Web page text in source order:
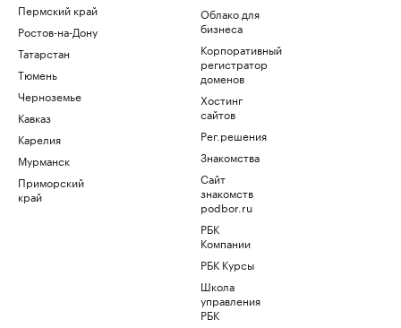
Пермский край
Ростов-на-Дону
Татарстан
Тюмень
Черноземье
Кавказ
Карелия
Мурманск
Приморский
край
Облако для
бизнеса
Корпоративный
регистратор
доменов
Хостинг
сайтов
Рег.решения
Знакомства
Сайт
знакомств
podbor.ru
РБК
Компании
РБК Курсы
Школа
управления
РБК